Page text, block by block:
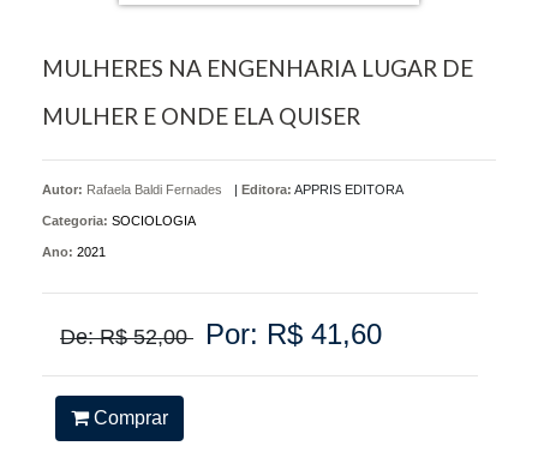
MULHERES NA ENGENHARIA LUGAR DE
MULHER E ONDE ELA QUISER
Autor: Rafaela Baldi Fernades | Editora: APPRIS EDITORA
Categoria: SOCIOLOGIA
Ano: 2021
De: R$ 52,00 Por: R$ 41,60
Comprar